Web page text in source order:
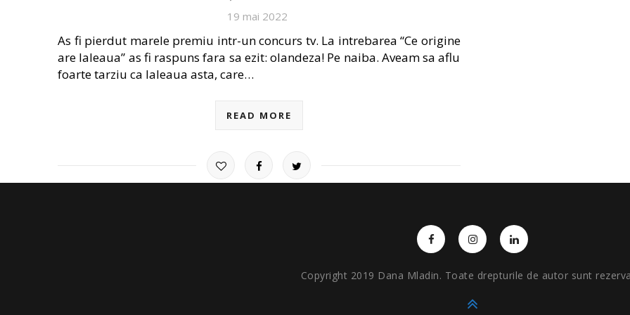
19 mai 2022
As fi pierdut marele premiu intr-un concurs tv. La intrebarea “Ce origine
are laleaua” as fi raspuns fara sa ezit: olandeza! Pe naiba. Aveam sa aflu
foarte tarziu ca laleaua asta, care…
READ MORE
Copyright 2019 Dana Mladin. Toate drepturile de autor sunt